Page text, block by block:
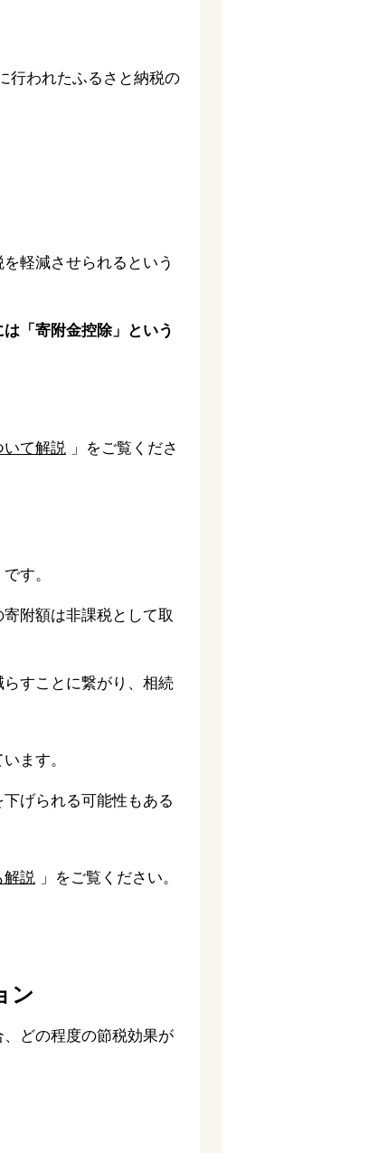
行われたふるさと納税の
軽減させられるという
「寄附金控除」という
いて解説 」をご覧くださ
す。
附額は非課税として取
すことに繋がり、相続
ます。
げられる可能性もある
解説 」をご覧ください。
ン
どの程度の節税効果が